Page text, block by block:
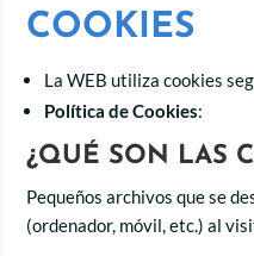
COOKIES
La WEB utiliza cookies
Política de Cookies:
¿QUÉ SON LAS
Pequeños archivos que se
(ordenador, móvil, etc.) al